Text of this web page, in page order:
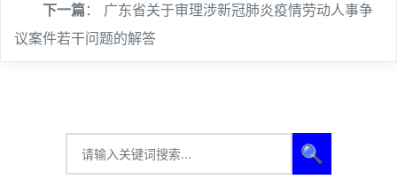
下一篇： 广东省关于审理涉新冠肺炎疫情劳动人事争
议案件若干问题的解答
🔍